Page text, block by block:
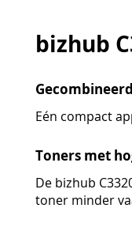
bizhub
Eén compact
Toners met
De bizhub
toner minder